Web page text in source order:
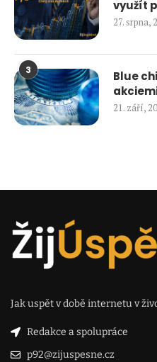
využít
27. srpna,
3
Blue
21. září,
Jak uspět v době internetu v
Redakce a spolupráce
p92@zijuspesne.cz